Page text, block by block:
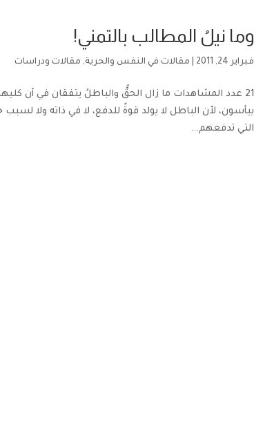
وما نيلُ المطالب بالتمني!
فبراير 24, 2011 مقالات في النفس والحرية, مقالات ودراسات
21 عدد المشاهدات ما زال الحقُّ والباطلُ يتفقان في أن
ييأسون، لأن الباطل لا يولد قوةً للدفع، لا في ذاته ولا
التي تدفعهم...